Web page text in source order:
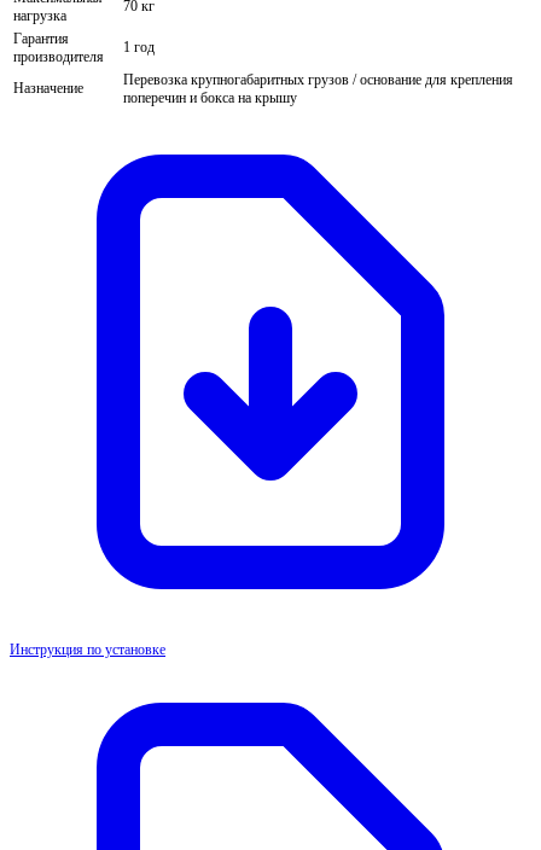
нагрузка
70 кг
Гарантия
производителя
1 год
Назначение
Перевозка крупногабаритных грузов / основание для крепления
поперечин и бокса на крышу
Инструкция по установке